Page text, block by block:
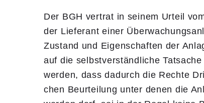
Der BGH vertrat in seinem Urteil
der Lieferant einer
Zu­stand und Eigenschaften der
auf die selbstverständliche
werden, dass dadurch die Rechte
chen Beurteilung unter denen die